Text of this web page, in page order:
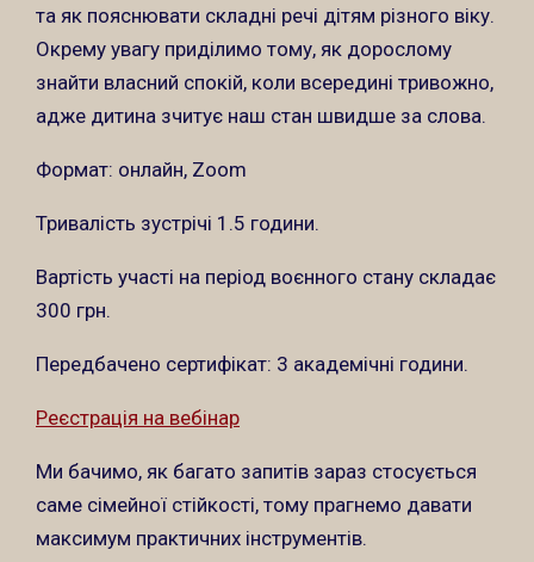
та як пояснювати складні речі дітям різного віку.
Окрему увагу приділимо тому, як дорослому
знайти власний спокій, коли всередині тривожно,
адже дитина зчитує наш стан швидше за слова.
Формат: онлайн, Zoom
Тривалість зустрічі 1.5 години.
Вартість участі на період воєнного стану складає
300 грн.
Передбачено сертифікат: 3 академічні години.
Реєстрація на вебінар
Ми бачимо, як багато запитів зараз стосується
саме сімейної стійкості, тому прагнемо давати
максимум практичних інструментів.